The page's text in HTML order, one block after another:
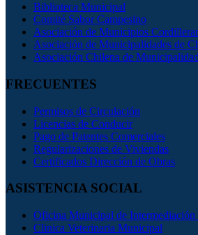
Biblioteca Municipal
Comité Sabor Campesino
Asociación de Municipios
Asociación de Municipalidades de
Asociación Chilena de
FRECUENTES
Permisos de Circulación
Licencias de Conducir
Pago de Patentes Comerciales
Regularizaciones de Viviendas
Certificados Dirección de Obras
ASISTENCIA SOCIAL
Oficina Municipal de Intermediación
Clinica Veterinaria Municipal